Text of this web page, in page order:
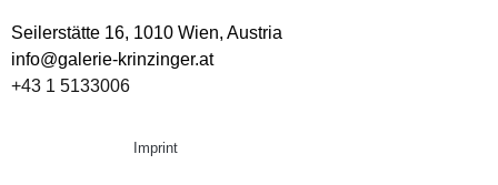
Seilerstätte 16, 1010 Wien, Austria
info@galerie-krinzinger.at
+43 1 5133006
Imprint